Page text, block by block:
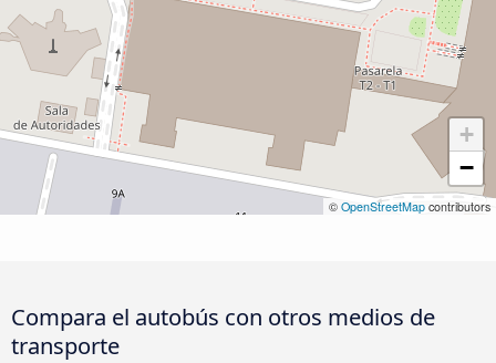
+
−
© OpenStreetMap contributors
Compara el autobús con otros medios de
transporte